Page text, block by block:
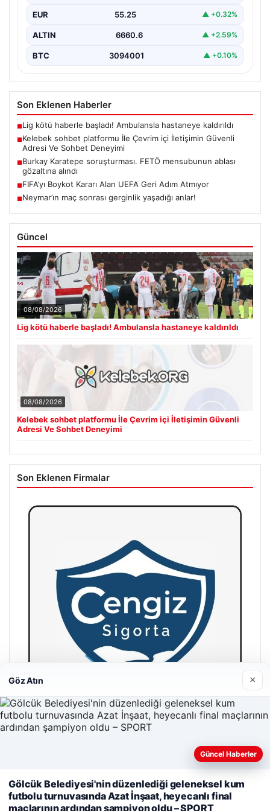
birçok…
EUR 55.25 ▲ +0.32%
ALTIN 6660.6 ▲ +2.59%
BTC 3094001 ▲ +0.10%
Son Eklenen Haberler
■Lig kötü haberle başladı! Ambulansla hastaneye kaldırıldı
■Kelebek sohbet platformu İle Çevrim içi İletişimin Güvenli
Adresi Ve Sohbet Deneyimi
■Burkay Karatepe soruşturması. FETÖ mensubunun ablası
gözaltına alındı
■FIFA’yı Boykot Kararı Alan UEFA Geri Adım Atmıyor
■Neymar’ın maç sonrası gerginlik yaşadığı anlar!
Güncel
08/08/2026
Lig kötü haberle başladı! Ambulansla hastaneye kaldırıldı
08/08/2026
Kelebek sohbet platformu İle Çevrim içi İletişimin Güvenli
Adresi Ve Sohbet Deneyimi
Son Eklenen Firmalar
deneyiminizi kişiselleştirmek ve geliştirmek amacıyla çerezler
kullanıyoruz.Çerez Politikamız
Göz Atın ×
Güncel Haberler
Gölcük Belediyesi'nin düzenlediği geleneksel kum
futbolu turnuvasında Azat İnşaat, heyecanlı final
maçlarının ardından şampiyon oldu – SPORT